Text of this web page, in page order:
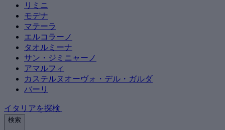
リミニ
モデナ
マテーラ
エルコラーノ
タオルミーナ
サン・ジミニャーノ
アマルフィ
カステルヌオーヴォ・デル・ガルダ
バーリ
イタリアを探検
検索